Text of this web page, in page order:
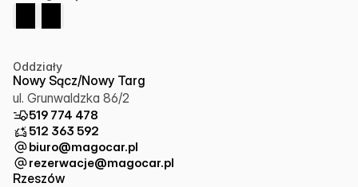
Oddziały
Nowy Sącz/Nowy Targ
ul. Grunwaldzka 86/2
519 774 478
512 363 592
biuro@magocar.pl
rezerwacje@magocar.pl
Rzeszów